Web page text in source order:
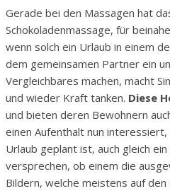
Gerade bei den Massagen hat
Schokoladenmassage, für
wenn solch ein Urlaub in einem
dem gemeinsamen Partner ein
Vergleichbares machen, macht
und wieder Kraft tanken. Diese
und bieten deren Bewohnern
einen Aufenthalt nun
Urlaub geplant ist, auch gleich
versprechen, ob einem die
Bildern, welche meistens auf